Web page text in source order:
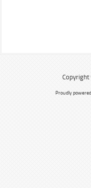
Copyright
Proudly